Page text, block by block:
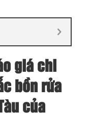
giá chi
bồn rửa
của